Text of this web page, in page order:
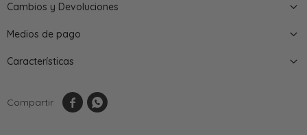
Cambios y Devoluciones
Medios de pago
Características
 